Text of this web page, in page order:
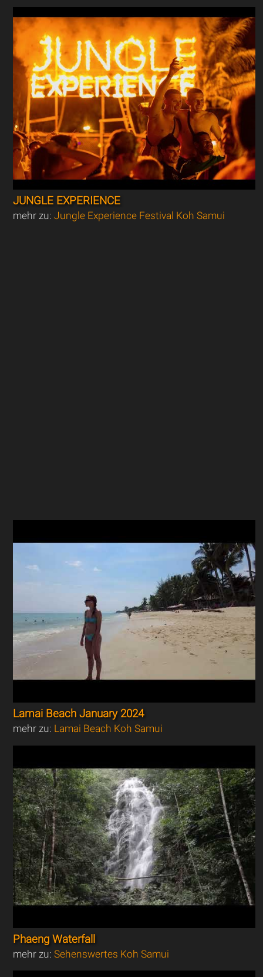
JUNGLE EXPERIENCE
mehr zu:Jungle Experience Festival Koh Samui
Lamai Beach January 2024
mehr zu: Lamai Beach Koh Samui
Phaeng Waterfall
mehr zu:Sehenswertes Koh Samui